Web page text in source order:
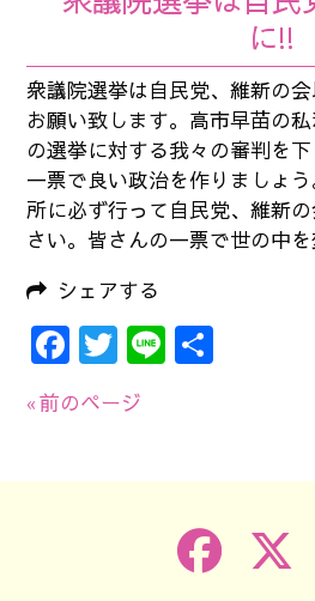
に!!
衆議院選挙は自民党、維新の
お願い致します。高市早苗の
の選挙に対する我々の審判を
一票で良い政治を作りましょ
所に必ず行って自民党、維新
さい。皆さんの一票で世の中を
シェアする
Facebook
Twitter
Line
« 前のページ